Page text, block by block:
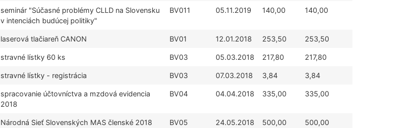
seminár "Súčasné problémy CLLD na Slovensku
v intenciách budúcej politiky"
BV011 05.11.2019 140,00 140,00
laserová tlačiareň CANON BV01 12.01.2018 253,50 253,50
stravné lístky 60 ks BV03 05.03.2018 217,80 217,80
stravné lístky - registrácia BV03 07.03.2018 3,84 3,84
spracovanie účtovníctva a mzdová evidencia
2018
BV04 04.04.2018 335,00 335,00
Národná Sieť Slovenských MAS členské 2018 BV05 24.05.2018 500,00 500,00